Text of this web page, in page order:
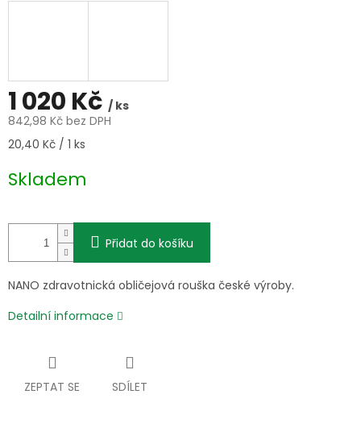
1 020 Kč / ks
842,98 Kč bez DPH
Měrná
20,40 Kč / 1 ks
Skladem
Přidat do košíku
NANO zdravotnická obličejová rouška české výroby.
Detailní informace
ZEPTAT SE SDÍLET